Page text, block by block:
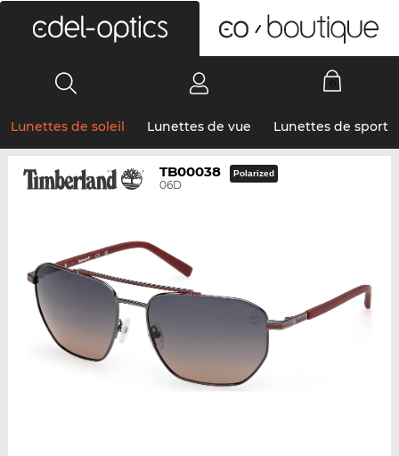
Lunettes de soleil Lunettes de vue Lunettes de sport
TB00038
06D
Polarized